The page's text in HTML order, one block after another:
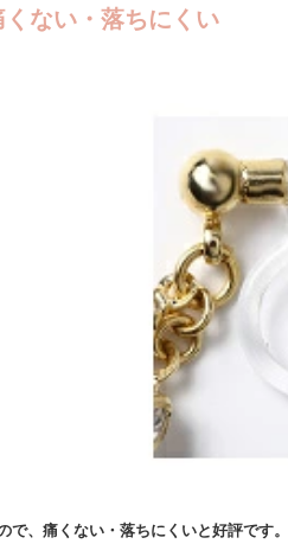
くない・落ちにくい
で、痛くない・落ちにくいと好評です